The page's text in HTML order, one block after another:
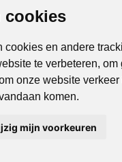
cookies
cookies en andere
te verbeteren,
onze website
komen.
mijn voorkeuren
Disclaimer